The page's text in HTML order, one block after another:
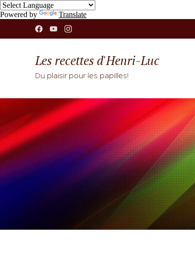
Powered by Translate
Les recettes d'Henri-Luc
Du plaisir pour les papilles!